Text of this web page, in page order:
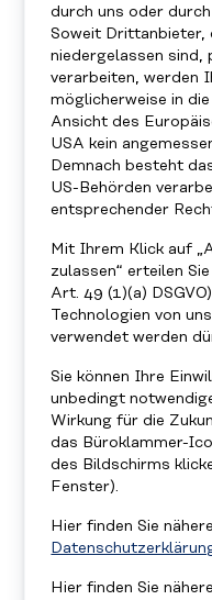
durch uns oder
Soweit Drittanbieter,
niedergelassen sind,
verarbeiten, werden
möglicherweise in
Ansicht des
USA kein
Demnach besteht
US-Behörden
entsprechender
Mit Ihrem Klick auf
zulassen“ erteilen
Art. 49 (1)(a)
Technologien von
verwendet werden
Sie können Ihre
unbedingt
Wirkung für die
das Büroklammer-
des Bildschirms
Fenster).
Hier finden Sie
Hier finden Sie
ESG-